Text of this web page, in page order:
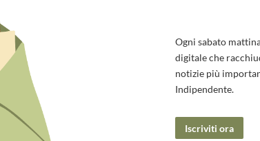
Ogni sabato
digitale che
notizie più
Indipendente.
Iscriviti ora